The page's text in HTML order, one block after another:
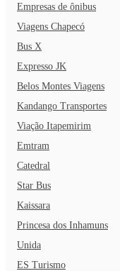
Empresas de ônibus
Viagens Chapecó
Bus X
Expresso JK
Belos Montes Viagens
Kandango Transportes
Viação Itapemirim
Emtram
Catedral
Star Bus
Kaissara
Princesa dos Inhamuns
Unida
ES Turismo